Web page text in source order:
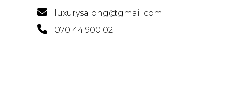
luxurysalong@gmail.com
070 44 900 02